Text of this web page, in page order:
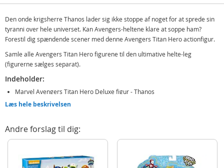
Den onde krigsherre Thanos lader sig ikke stoppe af noget for at sprede sin
tyranni over hele universet. Kan Avengers-heltene klare at soppe ham?
Forestil dig spændende scener med denne Avengers Titan Hero actionfigur.
Samle alle Avengers Titan Hero figurene til den ultimative helte-leg
(figurerne sælges separat).
Indeholder:
Marvel Avengers Titan Hero Deluxe figur - Thanos
Alder: fra 4 år
Model
Læs hele beskrivelsen
Andre forslag til dig: